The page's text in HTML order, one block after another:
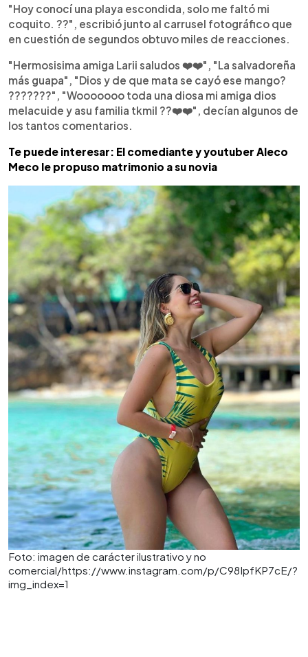
"Hoy conocí una playa escondida, solo me faltó mi
coquito. ??️", escribió junto al carrusel fotográfico que
en cuestión de segundos obtuvo miles de reacciones.
"Hermosisima amiga Larii saludos ❤️❤️", "La salvadoreña
más guapa", "Dios y de que mata se cayó ese mango?
???????", "Wooooooo toda una diosa mi amiga dios
melacuide y asu familia tkmil ??❤️❤️", decían algunos de
los tantos comentarios.
Te puede interesar: El comediante y youtuber Aleco
Meco le propuso matrimonio a su novia
Foto: imagen de carácter ilustrativo y no
comercial/https://www.instagram.com/p/C98IpfKP7cE/?
img_index=1